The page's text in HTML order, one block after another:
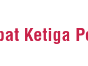
Ketiga